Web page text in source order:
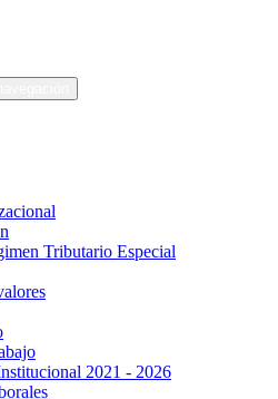
Tributario Especial
2021 - 2026